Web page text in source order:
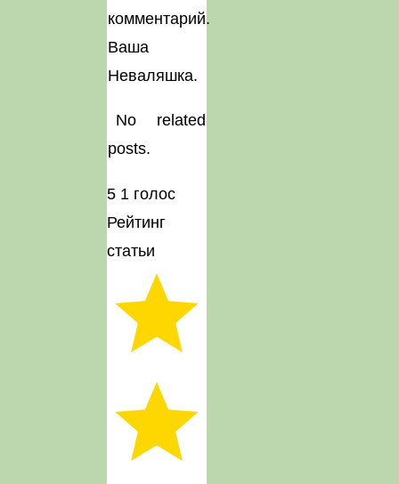
комментарий.
Ваша
Неваляшка.
No related
posts.
5 1 голос
Рейтинг
статьи